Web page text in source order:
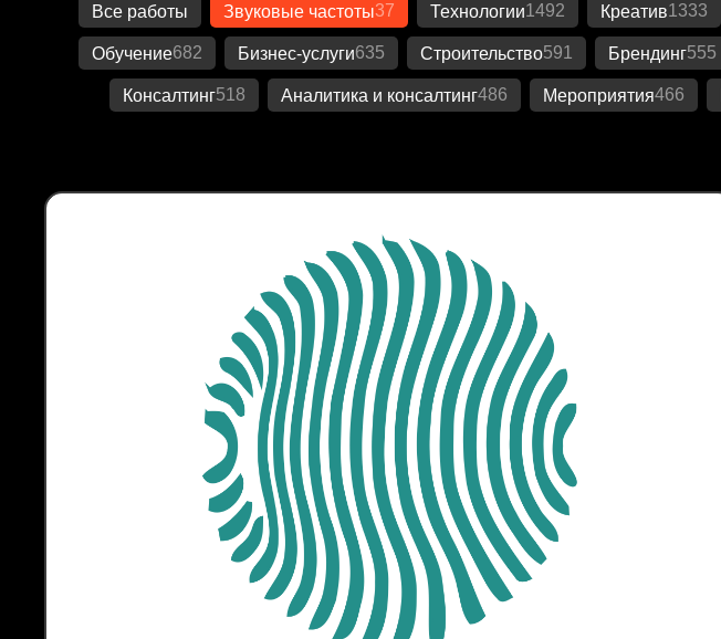
Все работы Звуковые частоты37 Технологии1492 Креатив1333
Обучение682 Бизнес-услуги635 Строительство591 Брендинг555
Консалтинг518 Аналитика и консалтинг486 Мероприятия466